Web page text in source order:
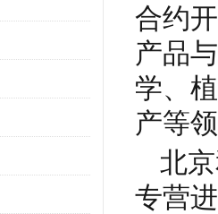
合约
产品
学、
产等
北
专营